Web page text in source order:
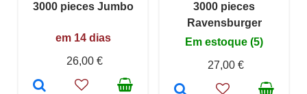
3000 pieces Jumbo
em 14 dias
26,00 €
3000 pieces
Ravensburger
Em estoque (5)
27,00 €